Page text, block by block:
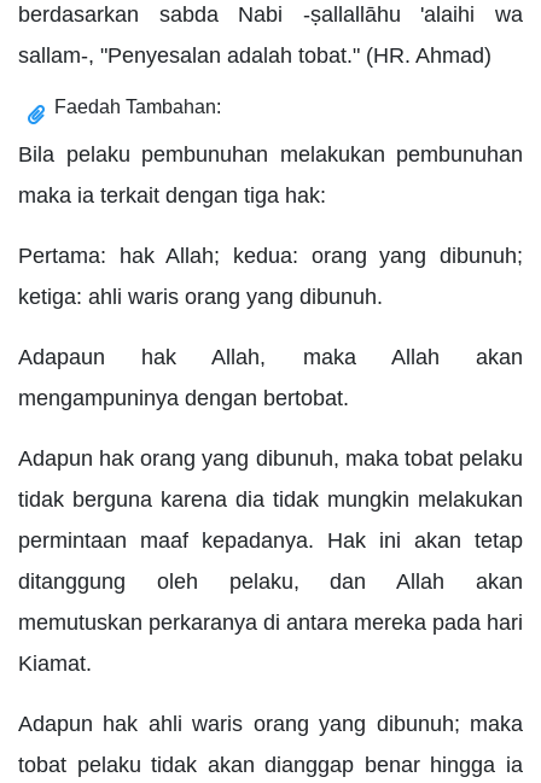
berdasarkan sabda Nabi -ṣallallāhu 'alaihi wa
sallam-, "Penyesalan adalah tobat." (HR. Ahmad)
Faedah Tambahan:
Bila pelaku pembunuhan melakukan pembunuhan
maka ia terkait dengan tiga hak:
Pertama: hak Allah; kedua: orang yang dibunuh;
ketiga: ahli waris orang yang dibunuh.
Adapaun hak Allah, maka Allah akan
mengampuninya dengan bertobat.
Adapun hak orang yang dibunuh, maka tobat pelaku
tidak berguna karena dia tidak mungkin melakukan
permintaan maaf kepadanya. Hak ini akan tetap
ditanggung oleh pelaku, dan Allah akan
memutuskan perkaranya di antara mereka pada hari
Kiamat.
Adapun hak ahli waris orang yang dibunuh; maka
tobat pelaku tidak akan dianggap benar hingga ia